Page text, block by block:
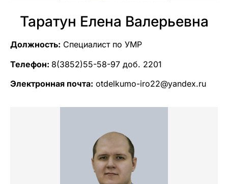
Таратун Елена Валерьевна
Должность: Специалист по УМР
Телефон: 8(3852)55-58-97 доб. 2201
Электронная почта: otdelkumo-iro22@yandex.ru